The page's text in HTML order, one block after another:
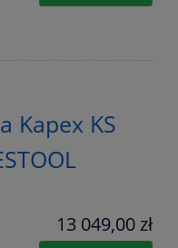
Kapex KS
13 049,00 zł